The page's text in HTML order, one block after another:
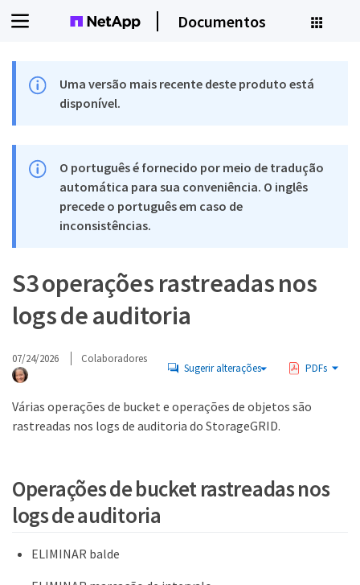
Documentos
Uma versão mais recente deste produto está
disponível.
O português é fornecido por meio de tradução
automática para sua conveniência. O inglês
precede o português em caso de
inconsistências.
S3 operações rastreadas nos
logs de auditoria
07/24/2026 Colaboradores
Sugerir alterações PDFs
Várias operações de bucket e operações de objetos são
rastreadas nos logs de auditoria do StorageGRID.
Operações de bucket rastreadas nos
logs de auditoria
ELIMINAR balde